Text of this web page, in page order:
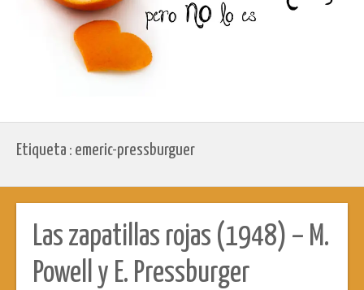
Etiqueta : emeric-pressburguer
Las zapatillas rojas (1948) – M.
Powell y E. Pressburger